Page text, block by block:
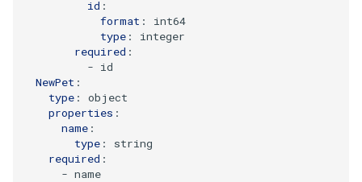
id :
format :
int64
type :
integer
required :
- id
NewPet :
type :
object
properties :
name :
type :
string
required :
- name